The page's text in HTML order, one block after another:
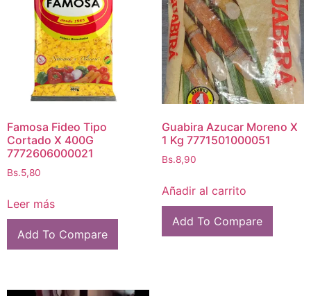
Famosa Fideo Tipo
Cortado X 400G
7772606000021
Bs.5,80
Leer más
Add To Compare
Guabira Azucar Moreno X
1 Kg 7771501000051
Bs.8,90
Añadir al carrito
Add To Compare